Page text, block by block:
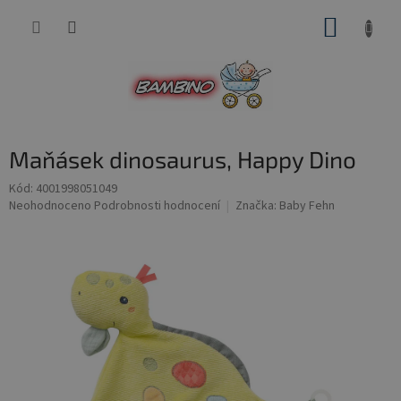
Maňásek dinosaurus, Happy Dino
Kód: 4001998051049
Průměrné
Neohodnoceno Podrobnosti hodnocení Značka: Baby Fehn